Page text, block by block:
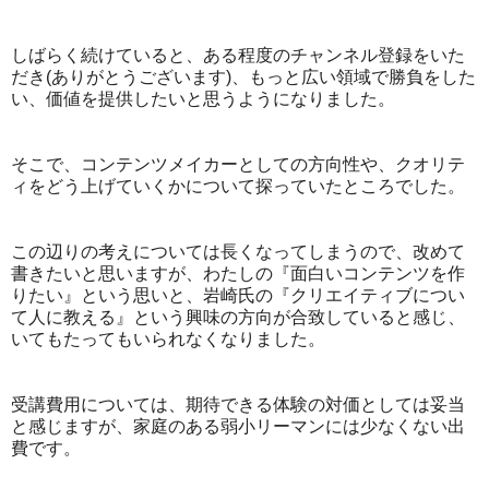
しばらく続けていると、ある程度のチャンネル登録をいた
だき(ありがとうございます)、もっと広い領域で勝負をした
い、価値を提供したいと思うようになりました。
そこで、コンテンツメイカーとしての方向性や、クオリテ
ィをどう上げていくかについて探っていたところでした。
この辺りの考えについては長くなってしまうので、改めて
書きたいと思いますが、わたしの『面白いコンテンツを作
りたい』という思いと、岩崎氏の『クリエイティブについ
て人に教える』という興味の方向が合致していると感じ、
いてもたってもいられなくなりました。
受講費用については、期待できる体験の対価としては妥当
と感じますが、家庭のある弱小リーマンには少なくない出
費です。